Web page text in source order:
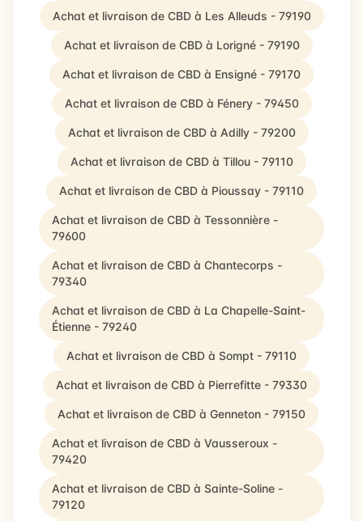
Achat et livraison de CBD à Les Alleuds - 79190
Achat et livraison de CBD à Lorigné - 79190
Achat et livraison de CBD à Ensigné - 79170
Achat et livraison de CBD à Fénery - 79450
Achat et livraison de CBD à Adilly - 79200
Achat et livraison de CBD à Tillou - 79110
Achat et livraison de CBD à Pioussay - 79110
Achat et livraison de CBD à Tessonnière -
79600
Achat et livraison de CBD à Chantecorps -
79340
Achat et livraison de CBD à La Chapelle-Saint-
Étienne - 79240
Achat et livraison de CBD à Sompt - 79110
Achat et livraison de CBD à Pierrefitte - 79330
Achat et livraison de CBD à Genneton - 79150
Achat et livraison de CBD à Vausseroux -
79420
Achat et livraison de CBD à Sainte-Soline -
79120